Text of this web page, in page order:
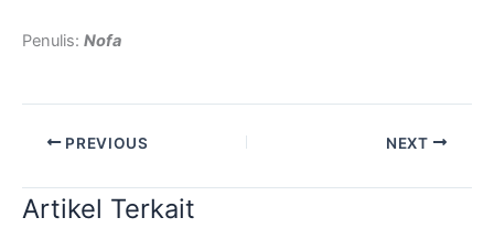
Penulis: Nofa
PREVIOUS NEXT
Artikel Terkait